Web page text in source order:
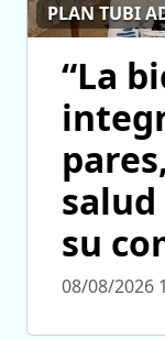
PLAN TUBI
“La
su
08/08/2026